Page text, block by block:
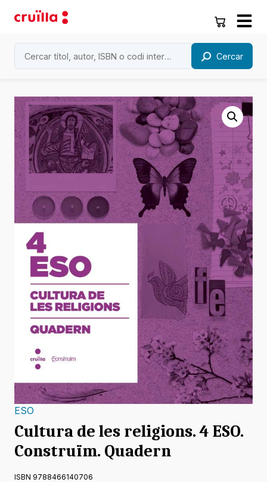
Cercar
ESO
Cultura de les religions. 4 ESO.
Construïm. Quadern
ISBN 9788466140706